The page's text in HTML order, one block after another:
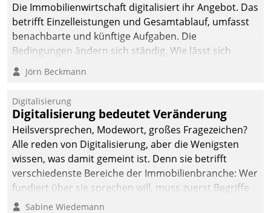
Die Immobilienwirtschaft digitalisiert ihr Angebot. Das
betrifft Einzelleistungen und Gesamtablauf, umfasst
benachbarte und künftige Aufgaben. Die
Bedingungen ändern sich ständig. Wie lässt sich
technisch die Kontrolle wahren und zugleich Freiraum
fürs Wachsen öffnen?
Jörn Beckmann
Digitalisierung
Digitalisierung bedeutet Veränderung
Heilsversprechen, Modewort, großes Fragezeichen?
Alle reden von Digitalisierung, aber die Wenigsten
wissen, was damit gemeint ist. Denn sie betrifft
verschiedenste Bereiche der Immobilienbranche: Wer
fundiert über sie sprechen will, muss zuerst Begriffe
klären. Ein Aspekt ist die betriebliche Optimierung:
Sabine Wiedemann